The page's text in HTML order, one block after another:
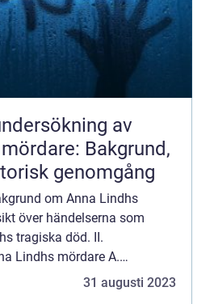
av
Bakgrund,
genomgång
om Anna Lindhs
över händelserna som
tragiska död. II.
Lindhs mördare A.
– Vad är en ”Anna
31 augusti 2023